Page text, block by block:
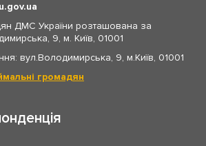
ДМС України розташована за
9, м. Київ, 01001
вул.Володимирська, 9, м.Київ, 01001
громадян